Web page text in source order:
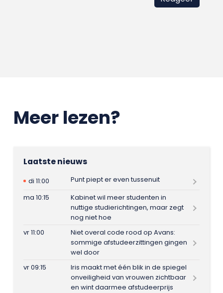
Meer lezen?
Laatste nieuws
di 11:00
Punt piept er even tussenuit
ma 10:15
Kabinet wil meer studenten in
nuttige studierichtingen, maar zegt
nog niet hoe
vr 11:00
Niet overal code rood op Avans:
sommige afstudeerzittingen gingen
wel door
vr 09:15
Iris maakt met één blik in de spiegel
onveiligheid van vrouwen zichtbaar
en wint daarmee afstudeerprijs